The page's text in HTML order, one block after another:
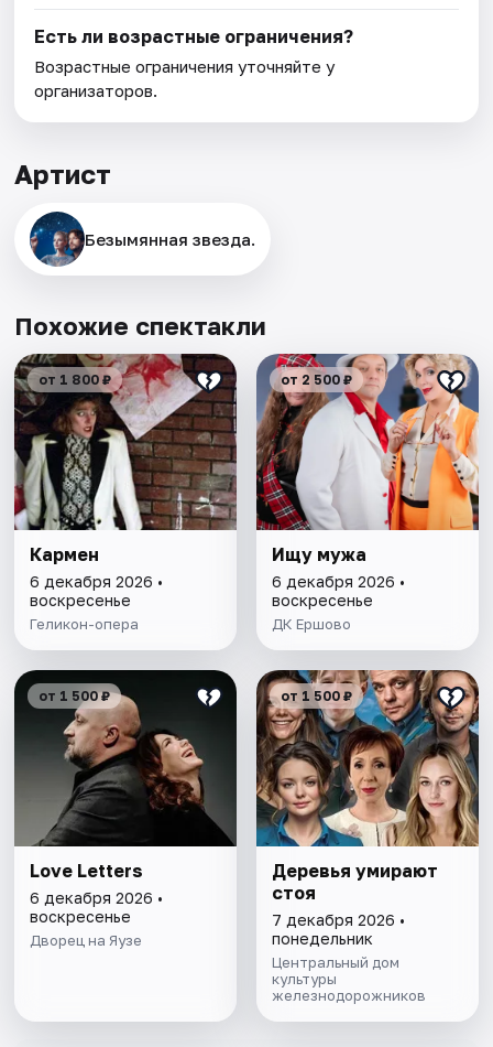
Есть ли возрастные ограничения?
Возрастные ограничения уточняйте у
организаторов.
Артист
Безымянная звезда.
Похожие спектакли
от 1 800 ₽
Кармен
6 декабря 2026 •
воскресенье
Геликон-опера
от 2 500 ₽
Ищу мужа
6 декабря 2026 •
воскресенье
ДК Ершово
от 1 500 ₽
Love Letters
6 декабря 2026 •
воскресенье
Дворец на Яузе
от 1 500 ₽
Деревья умирают
стоя
7 декабря 2026 •
понедельник
Центральный дом
культуры
железнодорожников